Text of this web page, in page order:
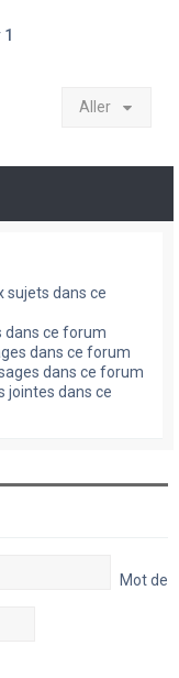
1
Aller
sujets dans ce
dans ce forum
dans ce forum
dans ce forum
jointes dans ce
Mot de